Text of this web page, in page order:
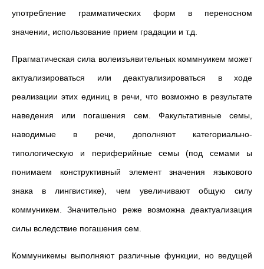
употребление грамматических форм в переносном
значении, использование прием градации и т.д.
Прагматическая сила волеизъявительных коммнуикем может
актуализироваться или деактуализироваться в ходе
реализации этих единиц в речи, что возможно в результате
наведения или погашения сем. Факультативные семы,
наводимые в речи, дополняют категориально-
типологическую и периферийные семы (под семами ы
понимаем конструктивный элемент значения языкового
знака в лингвистике), чем увеличивают общую силу
коммуникем. Значительно реже возможна деактуализация
силы вследствие погашения сем.
Коммуникемы выполняют различные функции, но ведущей